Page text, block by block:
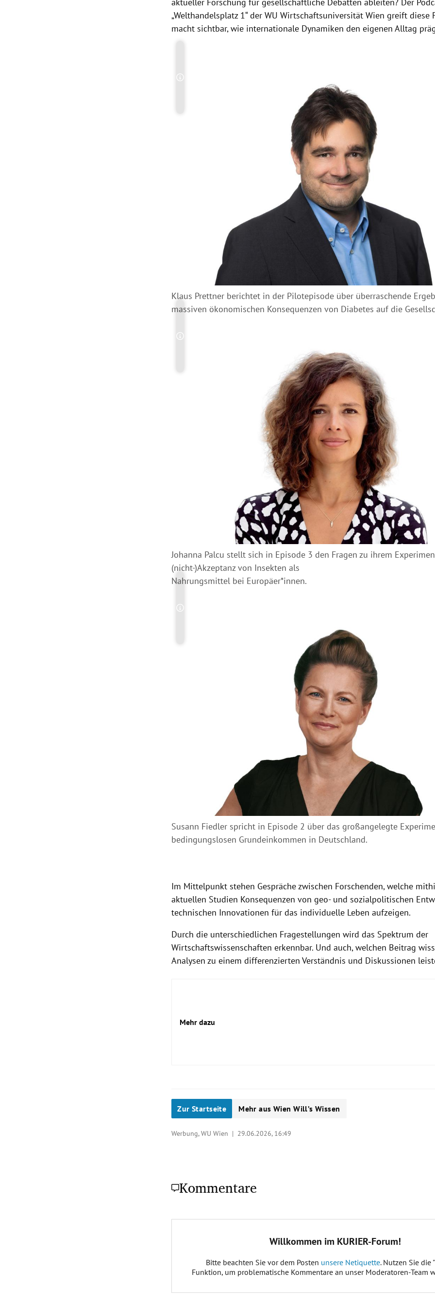
aktueller Forschung für gesellschaftliche Debatten ableiten? Der
„Welthandelsplatz 1“ der WU Wirtschaftsuniversität Wien greift diese
macht sichtbar, wie internationale Dynamiken den eigenen Alltag
Copyright-Hinweis öffnen/schließen
Klaus Prettner berichtet in der Pilotepisode über überraschende
massiven ökonomischen Konsequenzen von Diabetes auf die
Copyright-Hinweis öffnen/schließen
Johanna Palcu stellt sich in Episode 3 den Fragen zu ihrem
(nicht-)Akzeptanz von Insekten als
Nahrungsmittel bei Europäer*innen.
Copyright-Hinweis öffnen/schließen
Susann Fiedler spricht in Episode 2 über das großangelegte
bedingungslosen Grundeinkommen in Deutschland.
Im Mittelpunkt stehen Gespräche zwischen Forschenden, welche
aktuellen Studien Konsequenzen von geo- und sozialpolitischen
technischen Innovationen für das individuelle Leben aufzeigen.
Durch die unterschiedlichen Fragestellungen wird das Spektrum der
Wirtschaftswissenschaften erkennbar. Und auch, welchen Beitrag
Analysen zu einem differenzierten Verständnis und Diskussionen
Mehr dazu
Zur Startseite Mehr aus Wien Will’s Wissen
Werbung, WU Wien | 29.06.2026, 16:49
Kommentare